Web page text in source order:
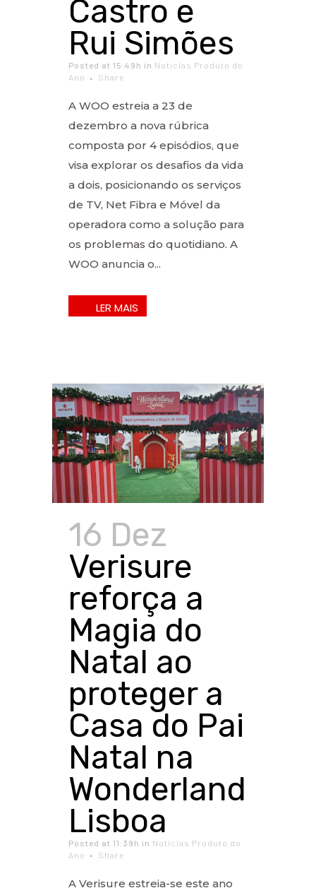
Castro e
Rui Simões
Posted at 15:49h in Notícias Produto do
Ano
Share
A WOO estreia a 23 de
dezembro a nova rúbrica
composta por 4 episódios, que
visa explorar os desafios da vida
a dois, posicionando os serviços
de TV, Net Fibra e Móvel da
operadora como a solução para
os problemas do quotidiano. A
WOO anuncia o...
16 Dez
Verisure
reforça a
Magia do
Natal ao
proteger a
Casa do Pai
Natal na
Wonderland
Lisboa
Posted at 11:39h in Notícias Produto do
Ano
Share
A Verisure estreia-se este ano